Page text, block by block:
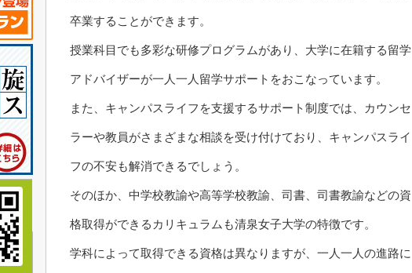
卒業することができます。
授業科目でも多彩な研修プログラムがあり、大学に在籍する留学
アドバイザーが一人一人留学サポートをおこなっています。
また、キャンパスライフを支援するサポート制度では、カウンセ
ラーや教員がさまざまな相談を受け付けており、キャンパスライ
フの不安も解消できるでしょう。
そのほか、中学校教諭や高等学校教諭、司書、司書教諭などの資
格取得ができるカリキュラムも清泉女子大学の特徴です。
学科によって取得できる資格は異なりますが、一人一人の進路に